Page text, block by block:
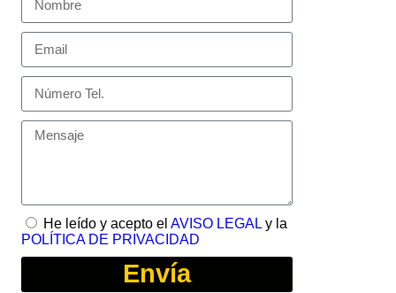
He leído y acepto el AVISO LEGAL y la
POLÍTICA DE PRIVACIDAD
Envía